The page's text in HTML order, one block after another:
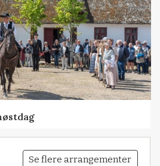
Se flere arrangementer